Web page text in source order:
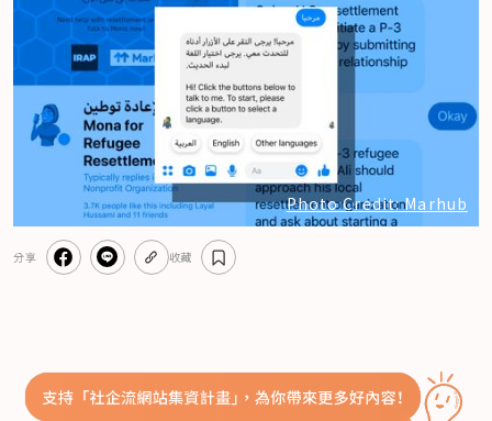
Photo Credit: Marhub
分享 收藏